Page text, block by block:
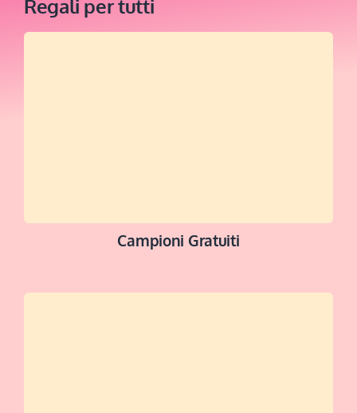
Regali per tutti
Campioni Gratuiti